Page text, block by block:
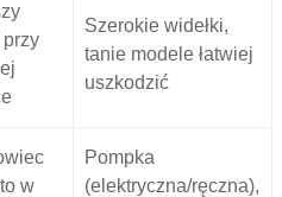
przy
Szerokie widełki,
tanie modele łatwiej
uszkodzić
w
Pompka
(elektryczna/ręczna),